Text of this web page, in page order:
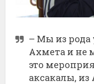
– Мы из
Ахмета и не
это
аксакалы,